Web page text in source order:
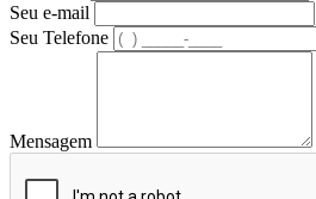
Seu e-mail
Seu Telefone
Mensagem